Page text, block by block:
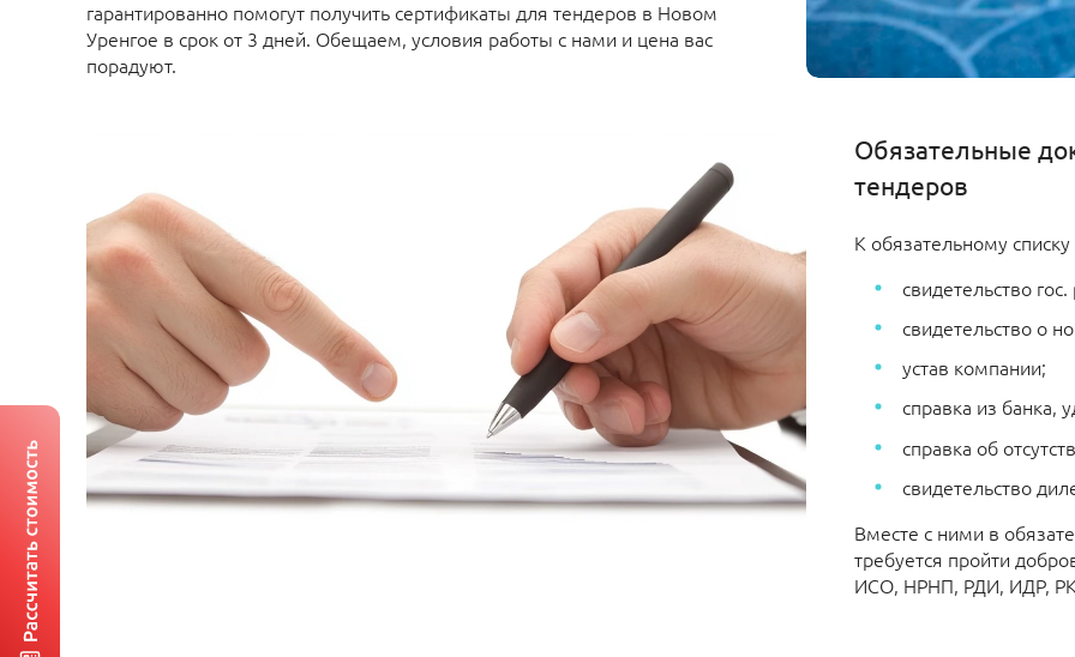
гарантированно помогут получить сертификаты для тендеров в Новом
Уренгое в срок от 3 дней. Обещаем, условия работы с нами и цена вас
порадуют.
Обязательные
тендеров
К обязательному
свидетельство
свидетельство о
устав компании;
справка из банка,
справка об
свидетельство
Вместе с ними в
требуется пройти
ИСО, НРНП, РДИ, ИДР,